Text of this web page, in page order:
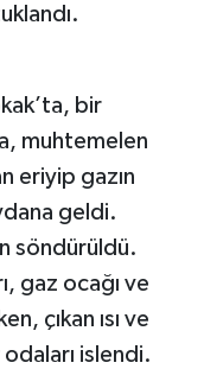
bir
muhtemelen
eriyip gazın
geldi.
söndürüldü.
gaz ocağı ve
çıkan ısı ve
islendi.